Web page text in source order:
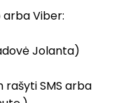
Viber:
Jolanta)
SMS arba